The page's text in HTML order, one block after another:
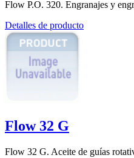
Flow P.O. 320. Engranajes y
Detalles de producto
Flow 32 G
Flow 32 G. Aceite de guías